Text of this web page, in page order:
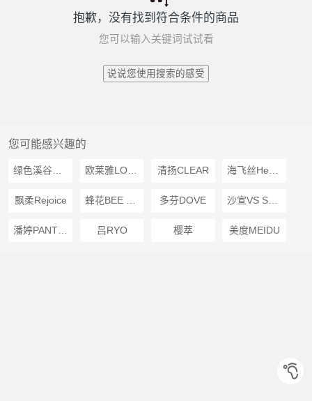
抱歉，没有找到符合条件的商品
您可以输入关键词试试看
说说您使用搜索的感受
您可能感兴趣的
欧莱雅LOREAL 清扬CLEAR
飘柔Rejoice 多芬DOVE
吕RYO 樱萃 美度MEIDU